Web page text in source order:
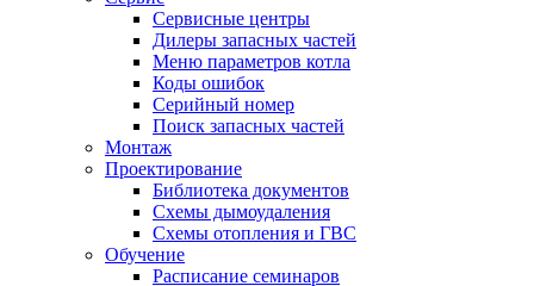
Сервисные центры
Дилеры запасных частей
Меню параметров котла
Коды ошибок
Серийный номер
Поиск запасных частей
Монтаж
Проектирование
Библиотека документов
Схемы дымоудаления
Схемы отопления и ГВС
Обучение
Расписание семинаров